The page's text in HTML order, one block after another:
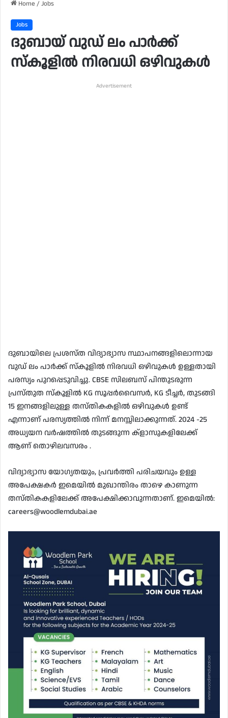
Home /Jobs
Jobs
ദുബായ് വുഡ് ലം പാർക്ക്
സ്‌കൂളിൽ നിരവധി ഒഴിവുകൾ
Advertisement
ദുബായിലെ പ്രശസ്ത വിദ്യാഭ്യാസ സ്ഥാപനങ്ങളിലൊന്നായ
വുഡ് ലം പാർക്ക് സ്‌കൂളിൽ നിരവധി ഒഴിവുകൾ ഉള്ളതായി
പരസ്യം പുറപ്പെടുവിച്ചു. CBSE സിലബസ് പിന്തുടരുന്ന
പ്രസ്തുത സ്‌കൂളിൽ KG സൂപ്പർവൈസർ, KG ടീച്ചർ, തുടങ്ങി
15 ഇനങ്ങളിലുള്ള തസ്തികകളിൽ ഒഴിവുകൾ ഉണ്ട്
എന്നാണ് പരസ്യത്തിൽ നിന്ന് മനസ്സിലാക്കുന്നത്. 2024 -25
അധ്യയന വർഷത്തിൽ തുടങ്ങുന്ന ക്‌ളാസുകളിലേക്ക്
ആണ് തൊഴിലവസരം .
വിദ്യാഭ്യാസ യോഗ്യതയും, പ്രവർത്തി പരിചയവും ഉള്ള
അപേക്ഷകർ ഇമെയിൽ മുഖാന്തിരം താഴെ കാണുന്ന
തസ്തികകളിലേക്ക് അപേക്ഷിക്കാവുന്നതാണ്. ഇമെയിൽ:
careers@woodlemdubai.ae